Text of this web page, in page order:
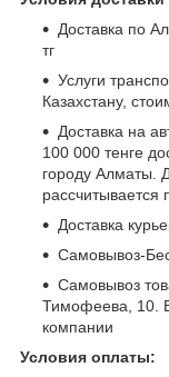
Доставка по
тг
Услуги
Казахстану,
Доставка на
100 000 тенге
городу Алматы.
рассчитывается
Доставка
Самовывоз-
Самовывоз
Тимофеева, 10.
компании
Условия оплаты: